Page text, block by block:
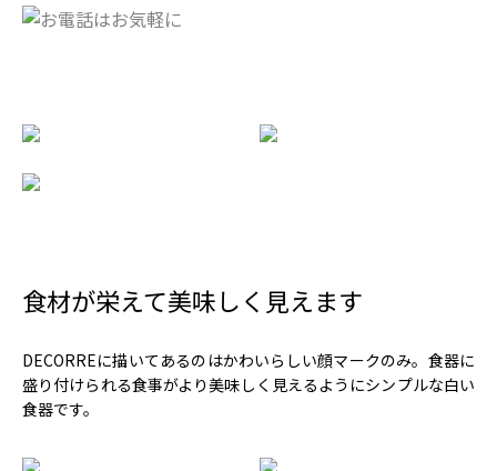
食材が栄えて美味しく見えます
DECORREに描いてあるのはかわいらしい顔マークのみ。食器に
盛り付けられる食事がより美味しく見えるようにシンプルな白い
食器です。